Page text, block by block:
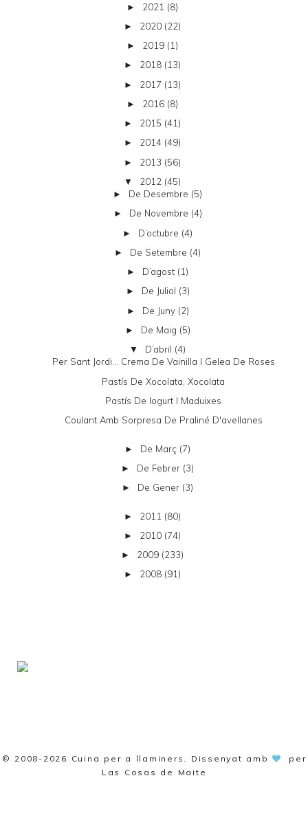
► 2021 (8)
► 2020 (22)
► 2019 (1)
► 2018 (13)
► 2017 (13)
► 2016 (8)
► 2015 (41)
► 2014 (49)
► 2013 (56)
▼ 2012 (45)
► De Desembre (5)
► De Novembre (4)
► D’octubre (4)
► De Setembre (4)
► D’agost (1)
► De Juliol (3)
► De Juny (2)
► De Maig (5)
▼ D’abril (4)
Per Sant Jordi... Crema De Vainilla I Gelea De Roses
Pastís De Xocolata, Xocolata
Pastís De Iogurt I Maduixes
Coulant Amb Sorpresa De Praliné D'avellanes
► De Març (7)
► De Febrer (3)
► De Gener (3)
► 2011 (80)
► 2010 (74)
► 2009 (233)
► 2008 (91)
© 2008-2026 Cuina per a llaminers . Dissenyat amb
per
Las Cosas de Maite